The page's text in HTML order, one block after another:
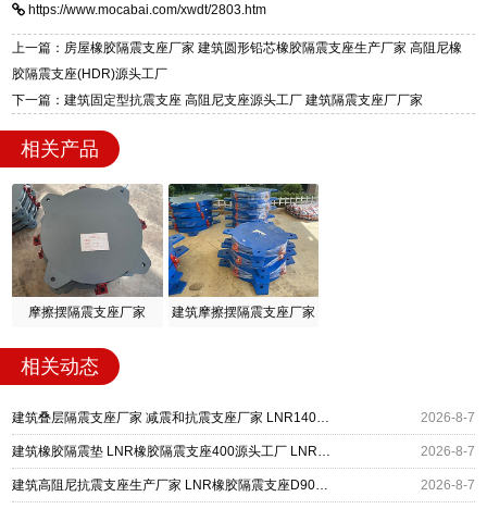
质、检测报告完备，提供选型、深化、供货、安
装指导全套服务，厂址衡水高新区北方工业基地
迎宾大街 9 号，厂家电话：13323182312。
https://www.mocabai.com/xwdt/2803.htm
上一篇：房屋橡胶隔震支座厂家 建筑圆形铅芯橡胶隔震支座生产厂家 高阻尼橡
胶隔震支座(HDR)源头工厂
下一篇：建筑固定型抗震支座 高阻尼支座源头工厂 建筑隔震支座厂厂家
相关产品
摩擦摆隔震支座厂家 建筑摩擦摆隔震支座厂家
相关动态
建筑叠层隔震支座厂家 减震和抗震支座厂家 LNR1400隔震支座厂家 2026-8-7
建筑橡胶隔震垫 LNR橡胶隔震支座400源头工厂 LNR橡胶隔震支座900(II型) 2026-8-7
建筑高阻尼抗震支座生产厂家 LNR橡胶隔震支座D900 铅芯建筑橡胶隔震支座 2026-8-7